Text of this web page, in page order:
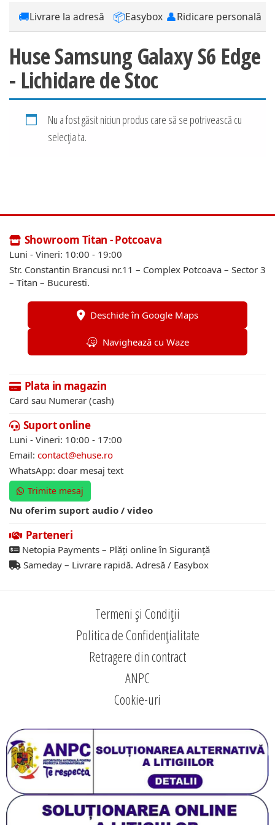
🚚Livrare la adresă 📦Easybox 👤Ridicare personală
Huse Samsung Galaxy S6 Edge
- Lichidare de Stoc
Nu a fost găsit niciun produs care să se potrivească cu
selecția ta.
Showroom Titan - Potcoava
Luni - Vineri: 10:00 - 19:00
Str. Constantin Brancusi nr.11 – Complex Potcoava – Sector 3
– Titan – Bucuresti.
Deschide în Google Maps
Navighează cu Waze
Plata in magazin
Card sau Numerar (cash)
Suport online
Luni - Vineri: 10:00 - 17:00
Email: contact@ehuse.ro
WhatsApp: doar mesaj text
Trimite mesaj
Nu oferim suport audio / video
Parteneri
Netopia Payments – Plăți online în Siguranță
Sameday – Livrare rapidă. Adresă / Easybox
Termeni și Condiții
Politica de Confidențialitate
Retragere din contract
ANPC
Cookie-uri